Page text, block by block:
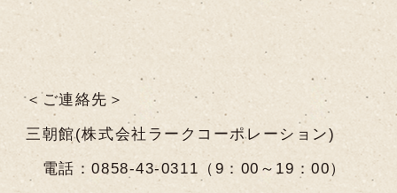
＜ご連絡先＞
三朝館(株式会社ラークコーポレーション)
電話：0858-43-0311（9：00～19：00）